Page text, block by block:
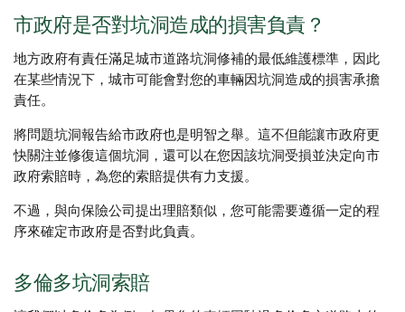
市政府是否對坑洞造成的損害負責？
地方政府有責任滿足城市道路坑洞修補的最低維護標準，因此
在某些情況下，城市可能會對您的車輛因坑洞造成的損害承擔
責任。
將問題坑洞報告給市政府也是明智之舉。這不但能讓市政府更
快關注並修復這個坑洞，還可以在您因該坑洞受損並決定向市
政府索賠時，為您的索賠提供有力支援。
不過，與向保險公司提出理賠類似，您可能需要遵循一定的程
序來確定市政府是否對此負責。
多倫多坑洞索賠